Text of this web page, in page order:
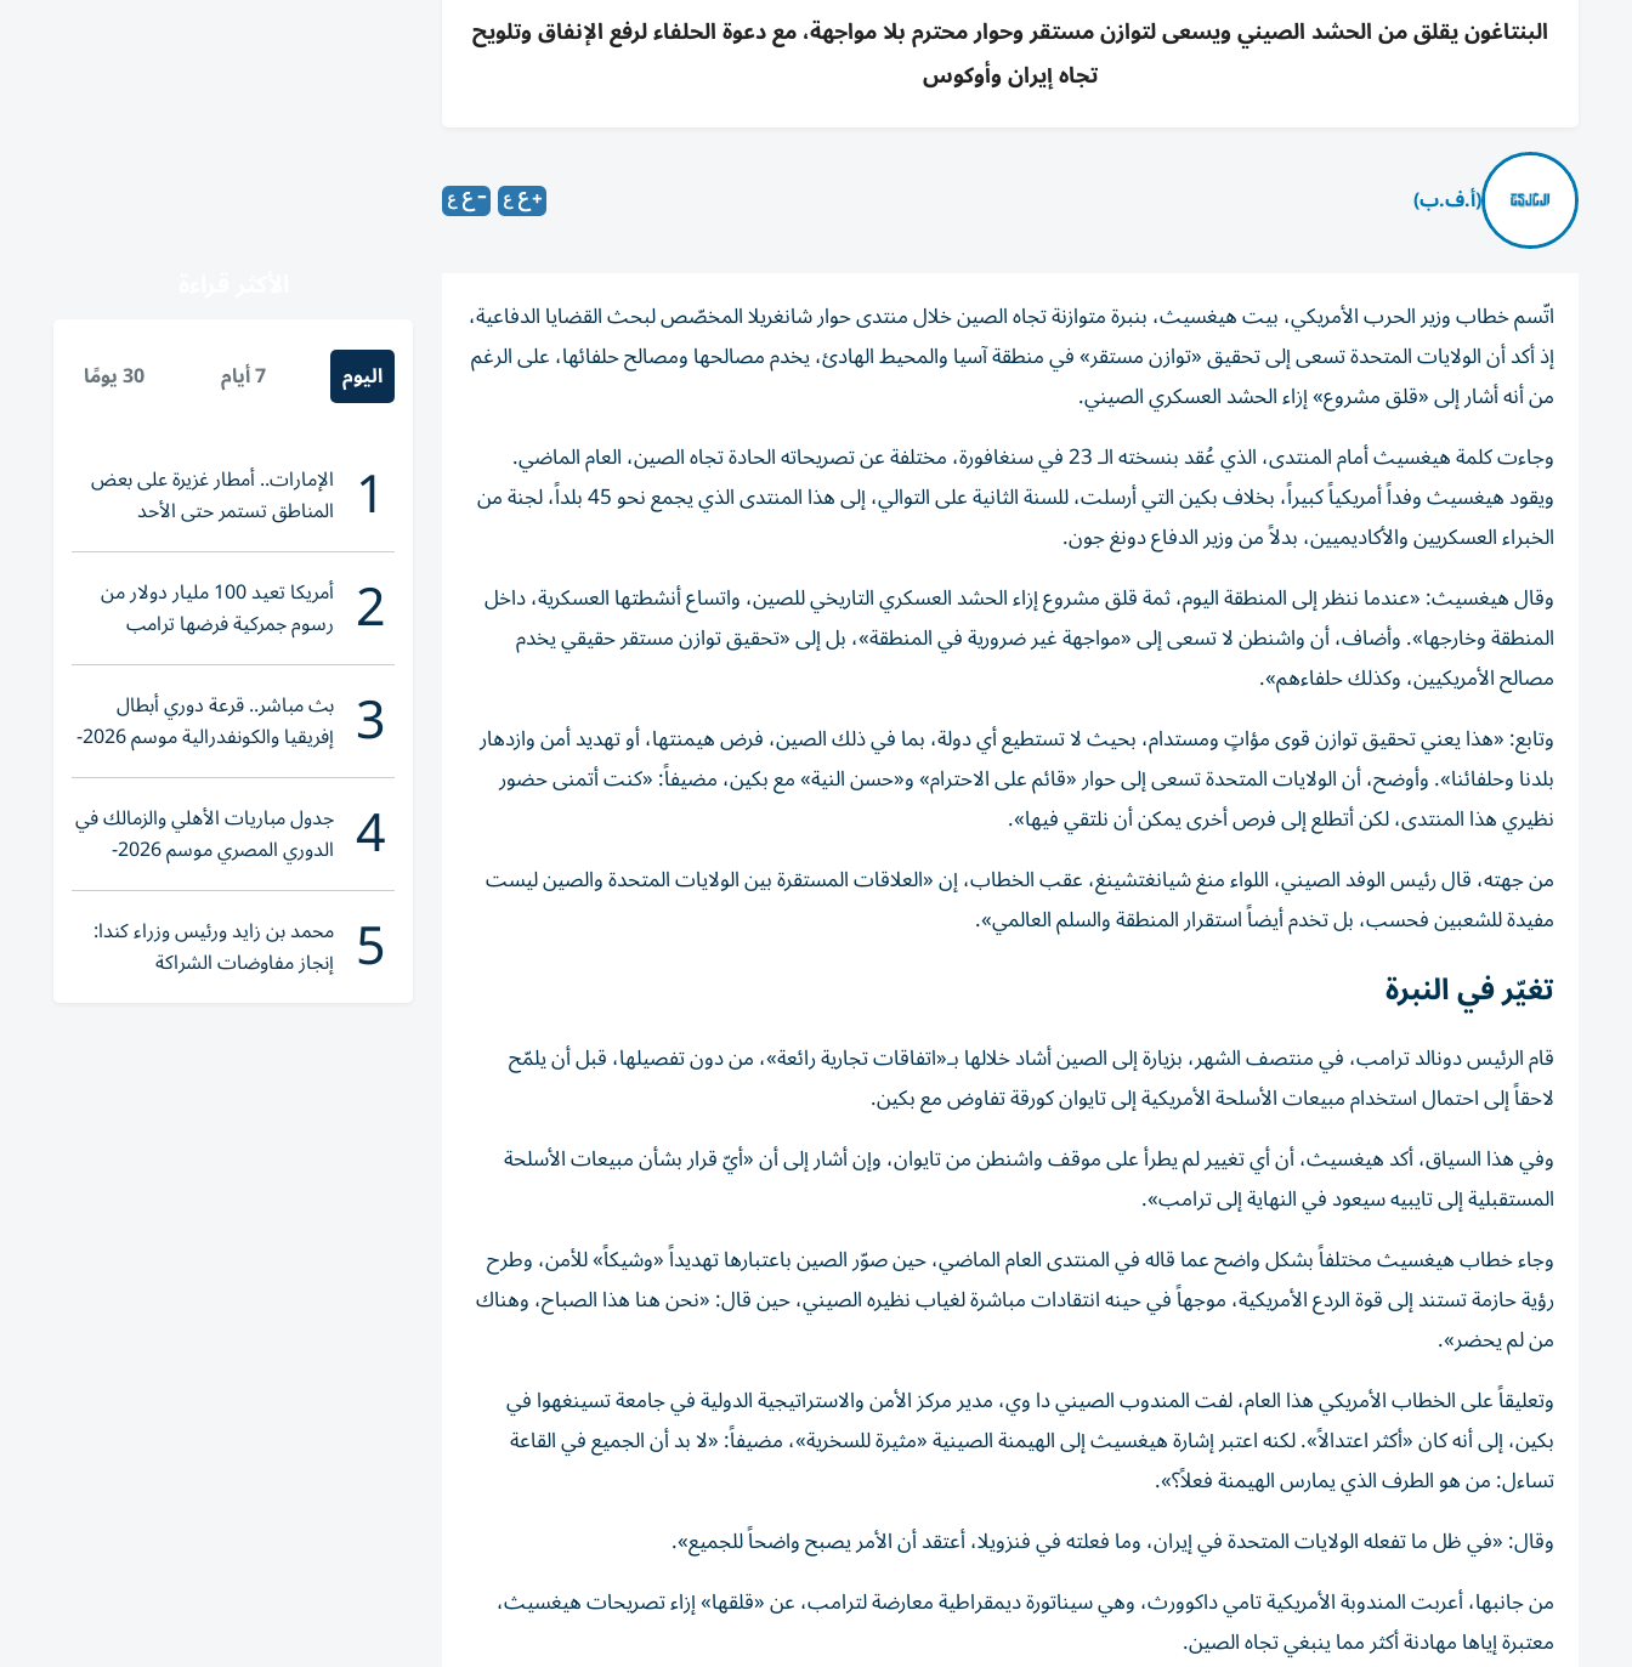
البنتاغون يقلق من الحشد الصيني ويسعى لتوازن مستقر وحوار محترم بلا مواجهة، مع دعوة الحلفاء لرفع الإنفاق وتلويح
تجاه إيران وأوكوس
(أ.ف.ب)
اتّسم خطاب وزير الحرب الأمريكي، بيت هيغسيث، بنبرة متوازنة تجاه الصين خلال منتدى حوار شانغريلا المخصّص لبحث القضايا الدفاعية،
إذ أكد أن الولايات المتحدة تسعى إلى تحقيق «توازن مستقر» في منطقة آسيا والمحيط الهادئ، يخدم مصالحها ومصالح حلفائها، على الرغم
من أنه أشار إلى «قلق مشروع» إزاء الحشد العسكري الصيني.
وجاءت كلمة هيغسيث أمام المنتدى، الذي عُقد بنسخته الـ 23 في سنغافورة، مختلفة عن تصريحاته الحادة تجاه الصين، العام الماضي.
ويقود هيغسيث وفداً أمريكياً كبيراً، بخلاف بكين التي أرسلت، للسنة الثانية على التوالي، إلى هذا المنتدى الذي يجمع نحو 45 بلداً، لجنة من
الخبراء العسكريين والأكاديميين، بدلاً من وزير الدفاع دونغ جون.
وقال هيغسيث: «عندما ننظر إلى المنطقة اليوم، ثمة قلق مشروع إزاء الحشد العسكري التاريخي للصين، واتساع أنشطتها العسكرية، داخل
المنطقة وخارجها».وأضاف، أن واشنطن لا تسعى إلى «مواجهة غير ضرورية في المنطقة»، بل إلى «تحقيق توازن مستقر حقيقي يخدم
مصالح الأمريكيين، وكذلك حلفاءهم».
وتابع: «هذا يعني تحقيق توازن قوى مؤاتٍ ومستدام، بحيث لا تستطيع أي دولة، بما في ذلك الصين، فرض هيمنتها، أو تهديد أمن وازدهار
بلدنا وحلفائنا».وأوضح، أن الولايات المتحدة تسعى إلى حوار «قائم على الاحترام» و«حسن النية» مع بكين، مضيفاً: «كنت أتمنى حضور
نظيري هذا المنتدى، لكن أتطلع إلى فرص أخرى يمكن أن نلتقي فيها».
من جهته، قال رئيس الوفد الصيني، اللواء منغ شيانغتشينغ، عقب الخطاب، إن «العلاقات المستقرة بين الولايات المتحدة والصين ليست
مفيدة للشعبين فحسب، بل تخدم أيضاً استقرار المنطقة والسلم العالمي».
تغيّر في النبرة
قام الرئيس دونالد ترامب، في منتصف الشهر، بزيارة إلى الصين أشاد خلالها بـ«اتفاقات تجارية رائعة»، من دون تفصيلها، قبل أن يلمّح
لاحقاً إلى احتمال استخدام مبيعات الأسلحة الأمريكية إلى تايوان كورقة تفاوض مع بكين.
وفي هذا السياق، أكد هيغسيث، أن أي تغيير لم يطرأ على موقف واشنطن من تايوان، وإن أشار إلى أن «أيّ قرار بشأن مبيعات الأسلحة
المستقبلية إلى تايبيه سيعود في النهاية إلى ترامب».
وجاء خطابهيغسيثمختلفاً بشكل واضح عما قاله في المنتدى العام الماضي، حين صوّر الصين باعتبارها تهديداً «وشيكاً» للأمن، وطرح
رؤية حازمة تستند إلى قوة الردع الأمريكية، موجهاً في حينه انتقادات مباشرة لغياب نظيره الصيني، حين قال: «نحن هنا هذا الصباح، وهناك
من لم يحضر».
وتعليقاً على الخطاب الأمريكي هذا العام، لفت المندوب الصيني دا وي، مدير مركز الأمن والاستراتيجية الدولية في جامعة تسينغهوا في
بكين، إلى أنه كان «أكثر اعتدالاً».لكنه اعتبر إشارة هيغسيث إلى الهيمنة الصينية «مثيرة للسخرية»، مضيفاً: «لا بد أن الجميع في القاعة
تساءل: من هو الطرف الذي يمارس الهيمنة فعلاً؟».
وقال: «في ظل ما تفعله الولايات المتحدة في إيران، وما فعلته في فنزويلا، أعتقد أن الأمر يصبح واضحاً للجميع».
من جانبها، أعربت المندوبة الأمريكية تامي داكوورث، وهي سيناتورة ديمقراطية معارضة لترامب، عن «قلقها» إزاء تصريحات هيغسيث،
معتبرة إياها مهادنة أكثر مما ينبغي تجاه الصين.
اليوم 7 أيام 30 يومًا
1 الإمارات.. أمطار غزيرة على بعض
المناطق تستمر حتى الأحد
2 أمريكا تعيد 100 مليار دولار من
رسوم جمركية فرضها ترامب
3 بث مباشر.. قرعة دوري أبطال
إفريقيا والكونفدرالية موسم 2026-
2027
4 جدول مباريات الأهلي والزمالك في
الدوري المصري موسم 2026-
2027
5 محمد بن زايد ورئيس وزراء كندا:
إنجاز مفاوضات الشراكة